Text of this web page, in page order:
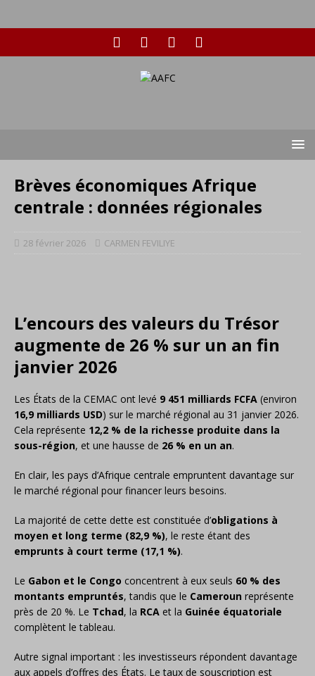
Brèves économiques Afrique
centrale : données régionales
28 février 2026 CARMEN FEVILIYE
L’encours des valeurs du Trésor
augmente de 26 % sur un an fin
janvier 2026
Les États de la CEMAC ont levé 9 451 milliards FCFA (environ
16,9 milliards USD) sur le marché régional au 31 janvier 2026.
Cela représente 12,2 % de la richesse produite dans la
sous-région, et une hausse de 26 % en un an.
En clair, les pays d’Afrique centrale empruntent davantage sur
le marché régional pour financer leurs besoins.
La majorité de cette dette est constituée d’obligations à
moyen et long terme (82,9 %), le reste étant des
emprunts à court terme (17,1 %).
Le Gabon et le Congo concentrent à eux seuls 60 % des
montants empruntés, tandis que le Cameroun représente
près de 20 %. Le Tchad, la RCA et la Guinée équatoriale
complètent le tableau.
Autre signal important : les investisseurs répondent davantage
aux appels d’offres des États. Le taux de souscription est